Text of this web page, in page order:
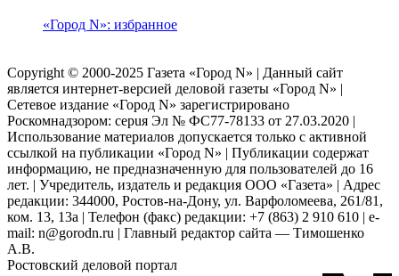
«Город N»: избранное
Copyright © 2000-2025 Газета «Город N» | Данный сайт
является интернет-версией деловой газеты «Город N» |
Сетевое издание «Город N» зарегистрировано
Роскомнадзором: серuя Эл № ФС77-78133 от 27.03.2020 |
Использование материалов допускается только с активной
ссылкой на публикации «Город N» | Публикации содержат
информацию, не предназначенную для пользователей до 16
лет. | Учредитель, издатель и редакция ООО «Газета» | Адрес
редакции: 344000, Ростов-на-Дону, ул. Варфоломеева, 261/81,
ком. 13, 13а | Телефон (факс) редакции: +7 (863) 2 910 610 | e-
mail: n@gorodn.ru | Главный редактор сайта — Тимошенко
А.В.
Ростовский деловой портал